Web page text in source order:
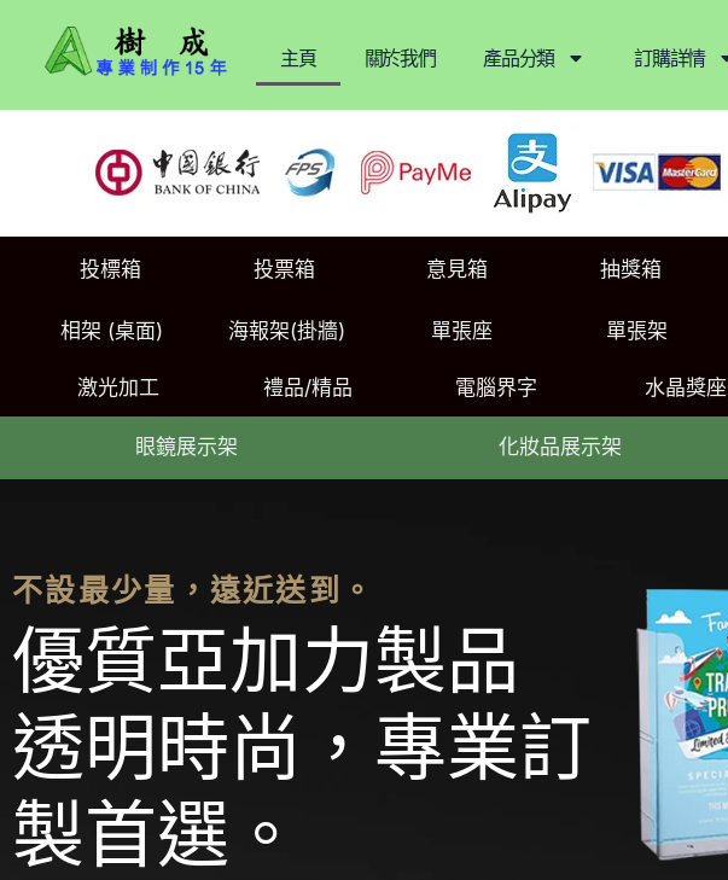
主頁 關於我們 產品分類 訂購詳情
投標箱 投票箱 意見箱 抽獎箱
相架 (桌面) 海報架(掛牆) 單張座 單張架
激光加工 禮品/精品 電腦界字 水晶獎座
眼鏡展示架 化妝品展示架
不設最少量，遠近送到。
優質亞加力製品
透明時尚，專業訂
製首選。